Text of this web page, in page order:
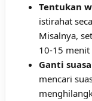
Tentukan
istirahat
Misalnya,
10-15
Ganti
mencari